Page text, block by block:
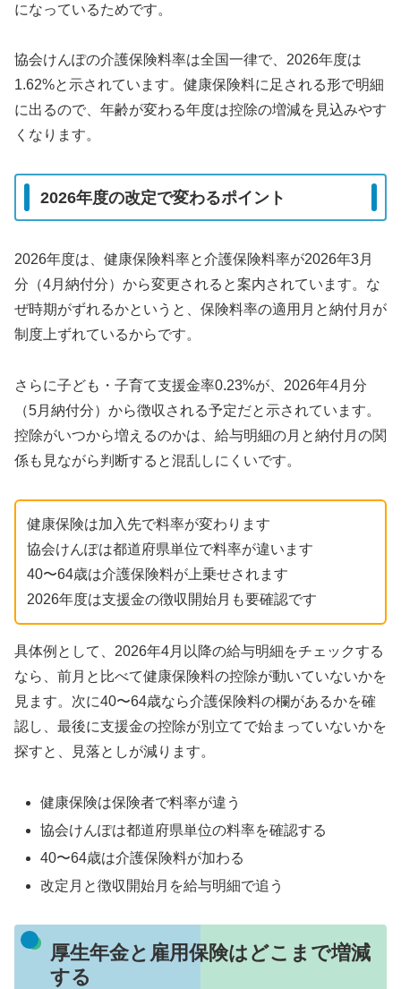
になっているためです。
協会けんぽの介護保険料率は全国一律で、2026年度は
1.62%と示されています。健康保険料に足される形で明細
に出るので、年齢が変わる年度は控除の増減を見込みやす
くなります。
2026年度の改定で変わるポイント
2026年度は、健康保険料率と介護保険料率が2026年3月
分（4月納付分）から変更されると案内されています。な
ぜ時期がずれるかというと、保険料率の適用月と納付月が
制度上ずれているからです。
さらに子ども・子育て支援金率0.23%が、2026年4月分
（5月納付分）から徴収される予定だと示されています。
控除がいつから増えるのかは、給与明細の月と納付月の関
係も見ながら判断すると混乱しにくいです。
健康保険は加入先で料率が変わります
協会けんぽは都道府県単位で料率が違います
40〜64歳は介護保険料が上乗せされます
2026年度は支援金の徴収開始月も要確認です
具体例として、2026年4月以降の給与明細をチェックする
なら、前月と比べて健康保険料の控除が動いていないかを
見ます。次に40〜64歳なら介護保険料の欄があるかを確
認し、最後に支援金の控除が別立てで始まっていないかを
探すと、見落としが減ります。
健康保険は保険者で料率が違う
協会けんぽは都道府県単位の料率を確認する
40〜64歳は介護保険料が加わる
改定月と徴収開始月を給与明細で追う
厚生年金と雇用保険はどこまで増減
する